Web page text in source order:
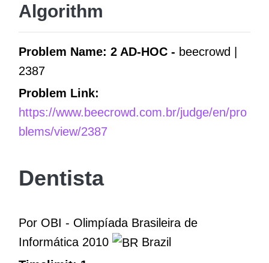
Algorithm
Problem Name: 2 AD-HOC - beecrowd |
2387
Problem Link:
https://www.beecrowd.com.br/judge/en/pro
blems/view/2387
Dentista
Por OBI - Olimpíada Brasileira de
Informática 2010
Brazil